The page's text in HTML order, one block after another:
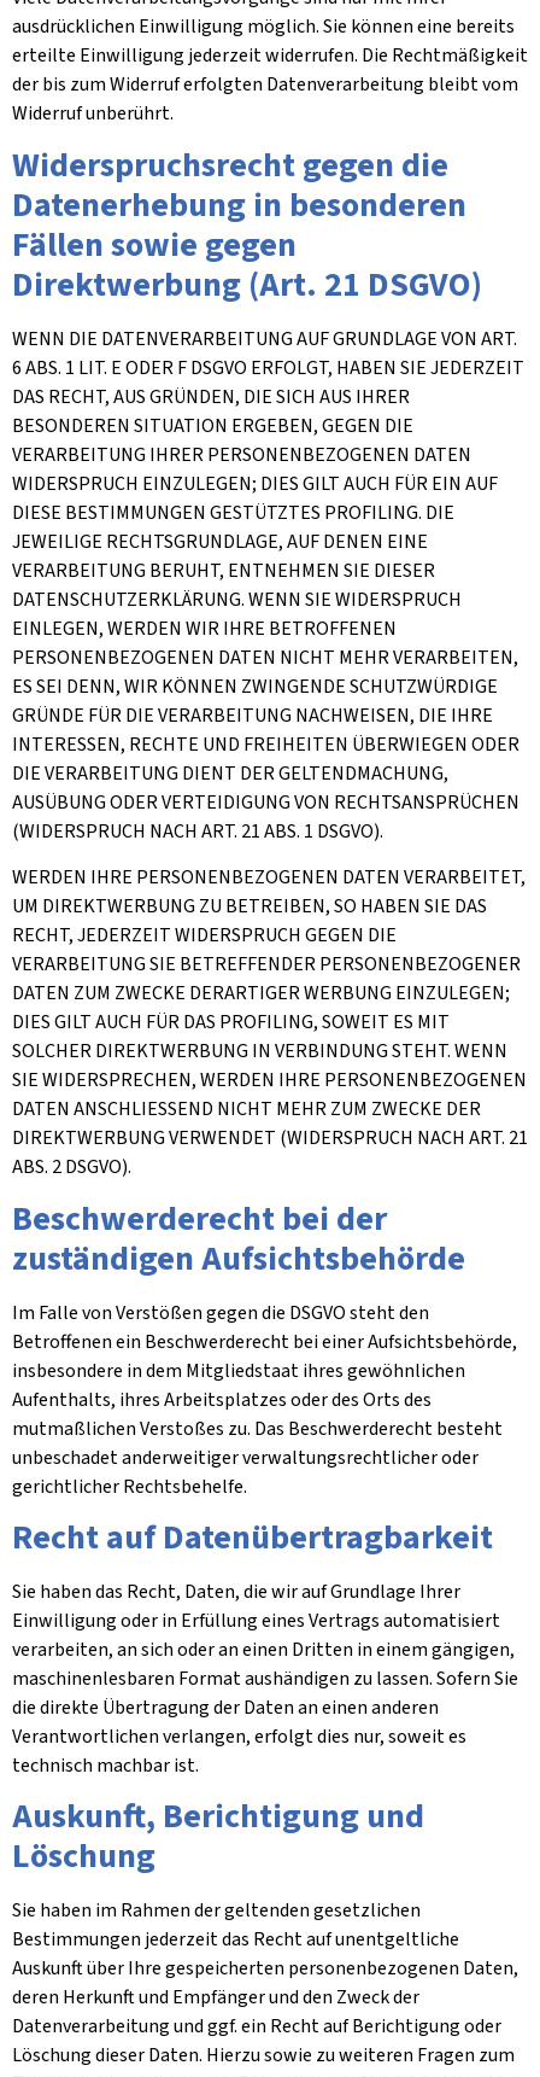
ausdrücklichen Einwilligung möglich. Sie können eine bereits
erteilte Einwilligung jederzeit widerrufen. Die Rechtmäßigkeit
der bis zum Widerruf erfolgten Datenverarbeitung bleibt vom
Widerruf unberührt.
Widerspruchsrecht gegen die
Datenerhebung in besonderen
Fällen sowie gegen
Direktwerbung (Art. 21 DSGVO)
WENN DIE DATENVERARBEITUNG AUF GRUNDLAGE VON ART.
6 ABS. 1 LIT. E ODER F DSGVO ERFOLGT, HABEN SIE JEDERZEIT
DAS RECHT, AUS GRÜNDEN, DIE SICH AUS IHRER
BESONDEREN SITUATION ERGEBEN, GEGEN DIE
VERARBEITUNG IHRER PERSONENBEZOGENEN DATEN
WIDERSPRUCH EINZULEGEN; DIES GILT AUCH FÜR EIN AUF
DIESE BESTIMMUNGEN GESTÜTZTES PROFILING. DIE
JEWEILIGE RECHTSGRUNDLAGE, AUF DENEN EINE
VERARBEITUNG BERUHT, ENTNEHMEN SIE DIESER
DATENSCHUTZERKLÄRUNG. WENN SIE WIDERSPRUCH
EINLEGEN, WERDEN WIR IHRE BETROFFENEN
PERSONENBEZOGENEN DATEN NICHT MEHR VERARBEITEN,
ES SEI DENN, WIR KÖNNEN ZWINGENDE SCHUTZWÜRDIGE
GRÜNDE FÜR DIE VERARBEITUNG NACHWEISEN, DIE IHRE
INTERESSEN, RECHTE UND FREIHEITEN ÜBERWIEGEN ODER
DIE VERARBEITUNG DIENT DER GELTENDMACHUNG,
AUSÜBUNG ODER VERTEIDIGUNG VON RECHTSANSPRÜCHEN
(WIDERSPRUCH NACH ART. 21 ABS. 1 DSGVO).
WERDEN IHRE PERSONENBEZOGENEN DATEN VERARBEITET,
UM DIREKTWERBUNG ZU BETREIBEN, SO HABEN SIE DAS
RECHT, JEDERZEIT WIDERSPRUCH GEGEN DIE
VERARBEITUNG SIE BETREFFENDER PERSONENBEZOGENER
DATEN ZUM ZWECKE DERARTIGER WERBUNG EINZULEGEN;
DIES GILT AUCH FÜR DAS PROFILING, SOWEIT ES MIT
SOLCHER DIREKTWERBUNG IN VERBINDUNG STEHT. WENN
SIE WIDERSPRECHEN, WERDEN IHRE PERSONENBEZOGENEN
DATEN ANSCHLIESSEND NICHT MEHR ZUM ZWECKE DER
DIREKTWERBUNG VERWENDET (WIDERSPRUCH NACH ART. 21
ABS. 2 DSGVO).
Beschwerde­recht bei der
zuständigen Aufsichts­behörde
Im Falle von Verstößen gegen die DSGVO steht den
Betroffenen ein Beschwerderecht bei einer Aufsichtsbehörde,
insbesondere in dem Mitgliedstaat ihres gewöhnlichen
Aufenthalts, ihres Arbeitsplatzes oder des Orts des
mutmaßlichen Verstoßes zu. Das Beschwerderecht besteht
unbeschadet anderweitiger verwaltungsrechtlicher oder
gerichtlicher Rechtsbehelfe.
Recht auf Daten­übertrag­barkeit
Sie haben das Recht, Daten, die wir auf Grundlage Ihrer
Einwilligung oder in Erfüllung eines Vertrags automatisiert
verarbeiten, an sich oder an einen Dritten in einem gängigen,
maschinenlesbaren Format aushändigen zu lassen. Sofern Sie
die direkte Übertragung der Daten an einen anderen
Verantwortlichen verlangen, erfolgt dies nur, soweit es
technisch machbar ist.
Auskunft, Berichtigung und
Löschung
Sie haben im Rahmen der geltenden gesetzlichen
Bestimmungen jederzeit das Recht auf unentgeltliche
Auskunft über Ihre gespeicherten personenbezogenen Daten,
deren Herkunft und Empfänger und den Zweck der
Datenverarbeitung und ggf. ein Recht auf Berichtigung oder
Löschung dieser Daten. Hierzu sowie zu weiteren Fragen zum